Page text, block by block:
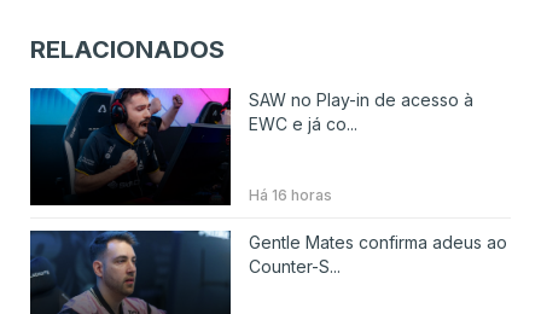
RELACIONADOS
SAW no Play-in de acesso à
EWC e já co...
Há 16 horas
Gentle Mates confirma adeus ao
Counter-S...